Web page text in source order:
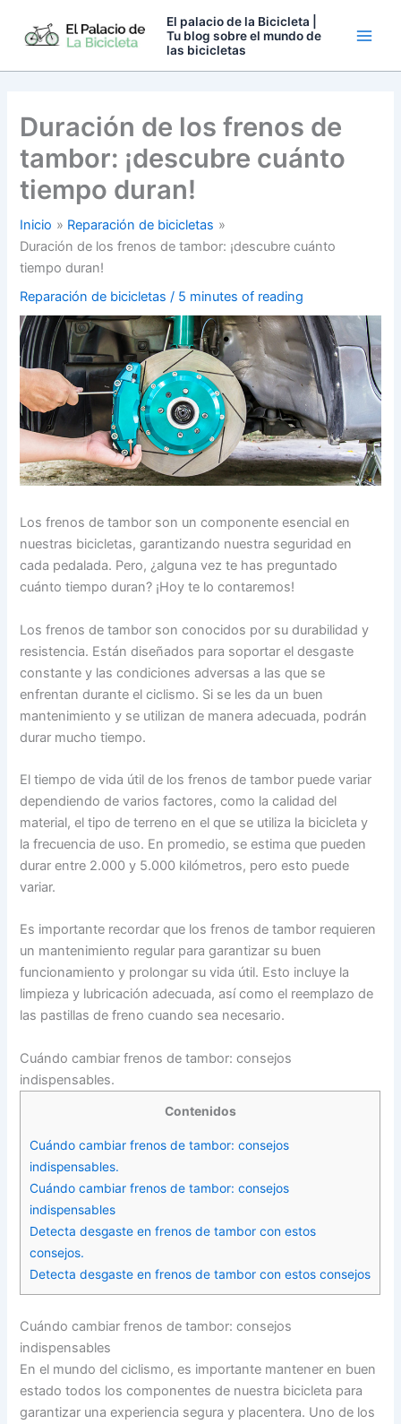
El palacio de la Bicicleta |
Tu blog sobre el mundo de
las bicicletas
Duración de los frenos de
tambor: ¡descubre cuánto
tiempo duran!
Inicio
Reparación de bicicletas
Duración de los frenos de tambor: ¡descubre cuánto
tiempo duran!
Reparación de bicicletas / 5 minutes of reading
Los frenos de tambor son un componente esencial en
nuestras bicicletas, garantizando nuestra seguridad en
cada pedalada. Pero, ¿alguna vez te has preguntado
cuánto tiempo duran? ¡Hoy te lo contaremos!
Los frenos de tambor son conocidos por su durabilidad y
resistencia. Están diseñados para soportar el desgaste
constante y las condiciones adversas a las que se
enfrentan durante el ciclismo. Si se les da un buen
mantenimiento y se utilizan de manera adecuada, podrán
durar mucho tiempo.
El tiempo de vida útil de los frenos de tambor puede variar
dependiendo de varios factores, como la calidad del
material, el tipo de terreno en el que se utiliza la bicicleta y
la frecuencia de uso. En promedio, se estima que pueden
durar entre 2.000 y 5.000 kilómetros, pero esto puede
variar.
Es importante recordar que los frenos de tambor requieren
un mantenimiento regular para garantizar su buen
funcionamiento y prolongar su vida útil. Esto incluye la
limpieza y lubricación adecuada, así como el reemplazo de
las pastillas de freno cuando sea necesario.
Cuándo cambiar frenos de tambor: consejos
indispensables.
Contenidos
Cuándo cambiar frenos de tambor: consejos
indispensables.
Cuándo cambiar frenos de tambor: consejos
indispensables
Detecta desgaste en frenos de tambor con estos
consejos.
Detecta desgaste en frenos de tambor con estos consejos
Cuándo cambiar frenos de tambor: consejos
indispensables
En el mundo del ciclismo, es importante mantener en buen
estado todos los componentes de nuestra bicicleta para
garantizar una experiencia segura y placentera. Uno de los